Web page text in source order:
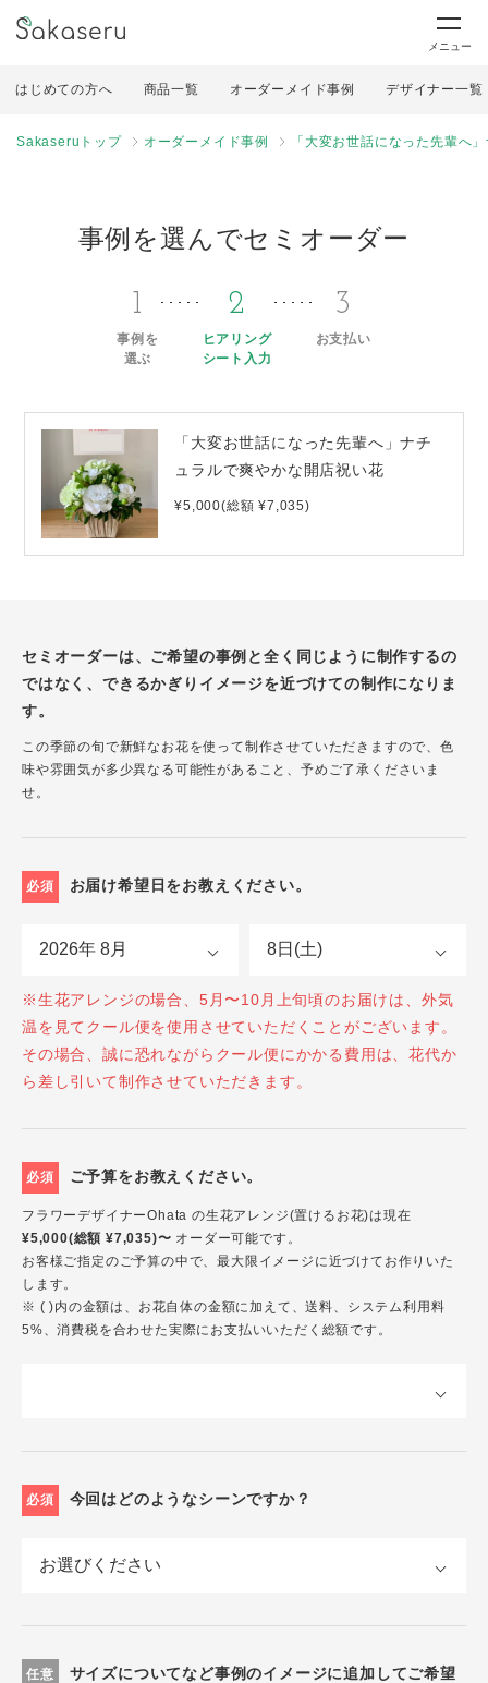
メニュー
はじめての方へ 商品一覧 オーダーメイド事例 デザイナー一覧
Sakaseruトップ オーダーメイド事例 「大変お世話になった先輩へ
事例を選んでセミオーダー
1
事例を
選ぶ
2
ヒアリング
シート入力
3
お支払い
「大変お世話になった先輩へ」ナチ
ュラルで爽やかな開店祝い花
¥5,000(総額 ¥7,035)
セミオーダーは、ご希望の事例と全く同じように制作するの
ではなく、できるかぎりイメージを近づけての制作になりま
す。
この季節の旬で新鮮なお花を使って制作させていただきますので、色
味や雰囲気が多少異なる可能性があること、予めご了承くださいま
せ。
必須 お届け希望日をお教えください。
※生花アレンジの場合、5月〜10月上旬頃のお届けは、外気
温を見てクール便を使用させていただくことがございます。
その場合、誠に恐れながらクール便にかかる費用は、花代か
ら差し引いて制作させていただきます。
必須 ご予算をお教えください。
フラワーデザイナーOhata の生花アレンジ(置けるお花)は現在
¥5,000(総額 ¥7,035)〜 オーダー可能です。
お客様ご指定のご予算の中で、最大限イメージに近づけてお作りいた
します。
※ ( )内の金額は、お花自体の金額に加えて、送料、システム利用料
5%、消費税を合わせた実際にお支払いいただく総額です。
必須 今回はどのようなシーンですか？
任意
サイズについてなど事例のイメージに追加してご希望